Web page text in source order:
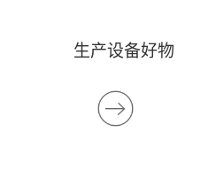
生产设备好物